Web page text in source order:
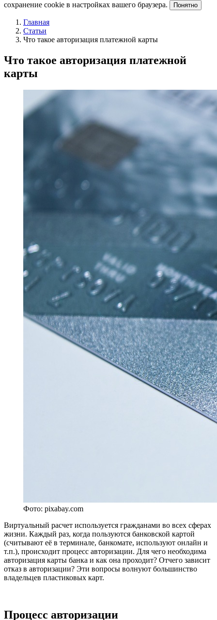
сохранение cookie в настройках вашего браузера.
Понятно
Главная
Статьи
Что такое авторизация платежной карты
Что такое авторизация платежной
карты
Фото: pixabay.com
Виртуальный расчет используется гражданами во всех сферах
жизни. Каждый раз, когда пользуются банковской картой
(считывают её в терминале, банкомате, используют онлайн и
т.п.), происходит процесс авторизации. Для чего необходима
авторизация карты банка и как она проходит? Отчего зависит
отказ в авторизации? Эти вопросы волнуют большинство
владельцев пластиковых карт.
Процесс авторизации